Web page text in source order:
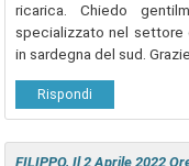
ricarica. Chiedo
specializzato nel settore
in sardegna del sud.
Rispondi
FILIPPO, Il 2 Aprile 2022